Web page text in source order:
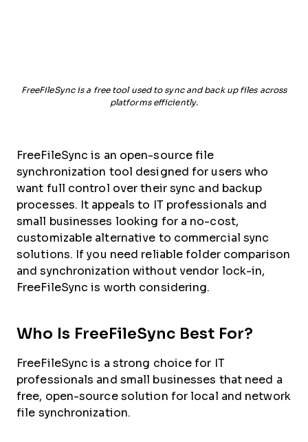
FreeFileSync is a free tool used to sync and back up files across
platforms efficiently.
FreeFileSync is an open-source file
synchronization tool designed for users who
want full control over their sync and backup
processes. It appeals to IT professionals and
small businesses looking for a no-cost,
customizable alternative to commercial sync
solutions. If you need reliable folder comparison
and synchronization without vendor lock-in,
FreeFileSync is worth considering.
Who Is FreeFileSync Best For?
FreeFileSync is a strong choice for IT
professionals and small businesses that need a
free, open-source solution for local and network
file synchronization.